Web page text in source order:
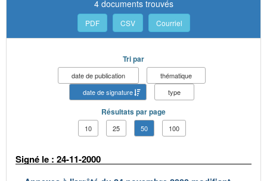
4 documents trouvés
PDF CSV Courriel
Tri par
date de publication
thématique
date de signature
type
Résultats par page
10 25 50 100
Signé le : 24-11-2000